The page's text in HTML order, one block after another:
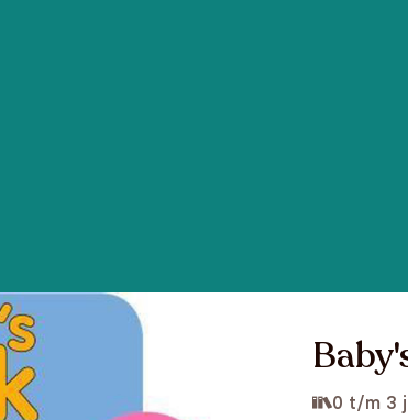
0 t/m 3